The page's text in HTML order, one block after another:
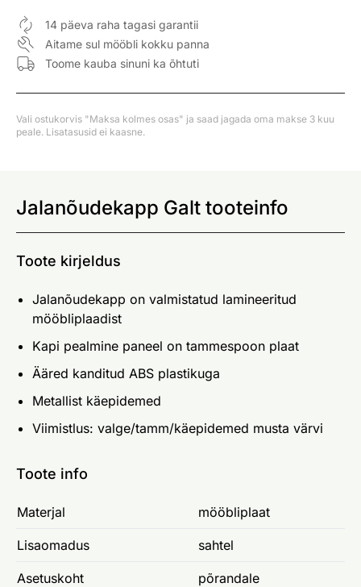
14 päeva raha tagasi garantii
Aitame sul mööbli kokku panna
Toome kauba sinuni ka õhtuti
Vali ostukorvis "Maksa kolmes osas" ja saad jagada oma makse 3 kuu
peale. Lisatasusid ei kaasne.
Jalanõudekapp Galt tooteinfo
Toote kirjeldus
Jalanõudekapp on valmistatud lamineeritud
mööbliplaadist
Kapi pealmine paneel on tammespoon plaat
Ääred kanditud ABS plastikuga
Metallist käepidemed
Viimistlus: valge/tamm/käepidemed musta värvi
Toote info
Materjal mööbliplaat
Lisaomadus sahtel
Asetuskoht põrandale